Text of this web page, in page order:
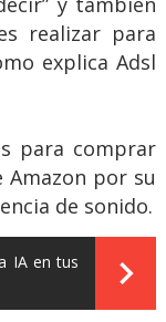
realizar para
explica Adsl
para comprar
Amazon por su
de sonido.
IA en tus